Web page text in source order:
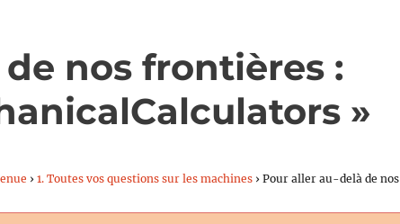
nos frontières :
»
› 1. Toutes vos questions sur les machines › Pour aller au-delà de nos